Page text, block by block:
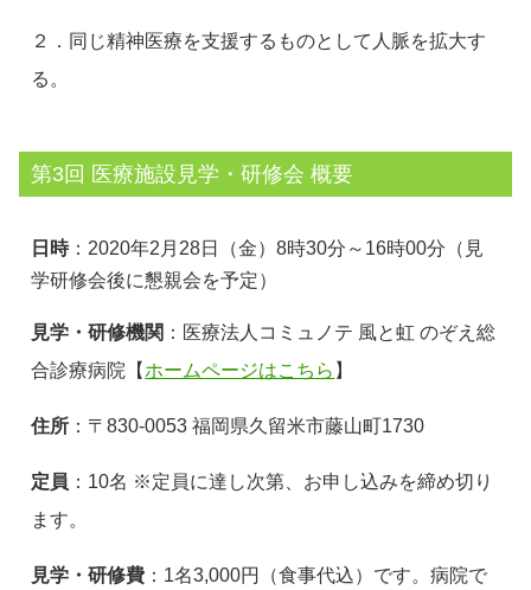
２．同じ精神医療を支援するものとして人脈を拡大す
る。
第3回 医療施設見学・研修会 概要
日時：2020年2月28日（金）8時30分～16時00分（見
学研修会後に懇親会を予定）
見学・研修機関 ：医療法人コミュノテ 風と虹 のぞえ総
合診療病院【 ホームページはこちら 】
住所 ：〒830-0053 福岡県久留米市藤山町1730
定員 ：10名 ※定員に達し次第、お申し込みを締め切り
ます。
見学・研修費 ：1名3,000円（食事代込）です。病院で